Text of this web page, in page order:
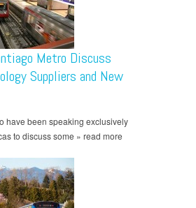
Metro Discuss
Suppliers and New
have been speaking exclusively
to discuss some » read more